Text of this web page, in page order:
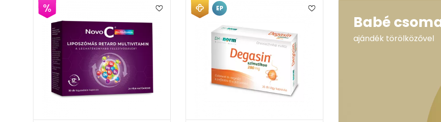
EP
Babé
ajándék törölközővel